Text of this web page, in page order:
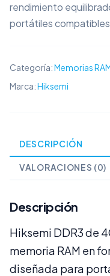
rendimiento
portátiles compatibles
Categoría:Memorias
Marca:Hiksemi
DESCRIPCIÓN
VALORACIONES (0)
Descripción
Hiksemi DDR3 de
memoria RAM en
diseñada para